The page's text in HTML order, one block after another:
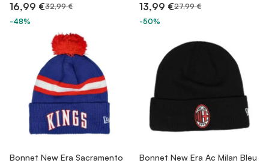
16,99 €32,99 €
-48%
13,99 €27,99 €
-50%
Bonnet New Era Sacramento
Bonnet New Era Ac Milan Bleu